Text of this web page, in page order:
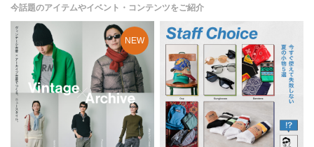
今話題のアイテムやイベント・コンテンツをご紹介